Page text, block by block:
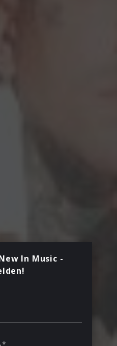
In Music -
*